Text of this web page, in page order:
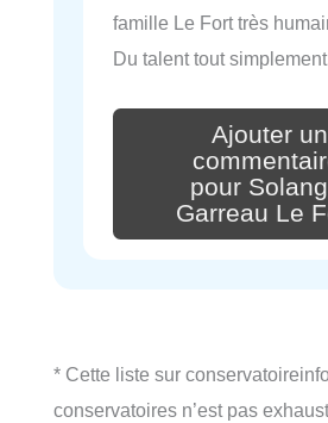
famille Le Fort très
Du talent tout
Ajouter un
pour
Garreau Le
* Cette liste sur
conservatoires n’est pas